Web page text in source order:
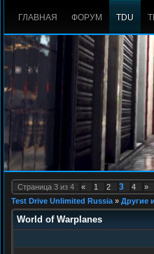
ГЛАВНАЯ ФОРУМ TDU
Страница 3 из 4 « 1 2 3 4
»
Test Drive Unlimited Russia » Другие
World of Warplanes